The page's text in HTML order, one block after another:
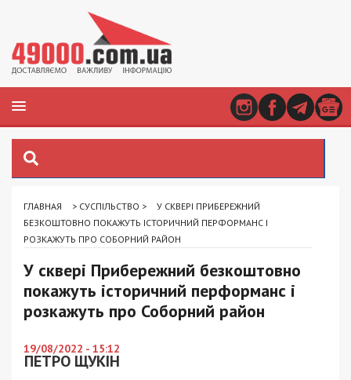
ГЛАВНАЯ > СУСПІЛЬСТВО >
У СКВЕРІ ПРИБЕРЕЖНИЙ
БЕЗКОШТОВНО ПОКАЖУТЬ ІСТОРИЧНИЙ ПЕРФОРМАНС І
РОЗКАЖУТЬ ПРО СОБОРНИЙ РАЙОН
У сквері Прибережний безкоштовно
покажуть історичний перформанс і
розкажуть про Соборний район
19/08/2022 - 15:12
ПЕТРО ЩУКІН